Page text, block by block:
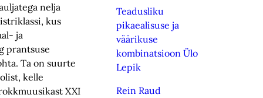
nelja
kus
ja
prantsuse
Ta on suurte
kelle
XXI
Teadusliku
pikaealisuse ja
väärikuse
kombinatsioon Ülo
Lepik
Rein Raud